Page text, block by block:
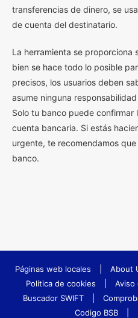
transferencias de dinero, se
de cuenta del destinatario.
La herramienta se proporciona
bien se hace todo lo posible
precisos, los usuarios deben
asume ninguna
Solo tu banco puede confirmar
cuenta bancaria. Si estás
urgente, te recomendamos
banco.
Páginas web locales About
Política de cookies
Aviso
Buscador SWIFT
Codigo BSB